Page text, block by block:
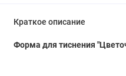
Краткое описание
Форма для тиснения